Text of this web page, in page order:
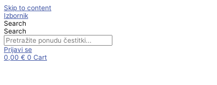
Skip to content
Izbornik
Search
Search
Prijavi se
0,00 € 0 Cart